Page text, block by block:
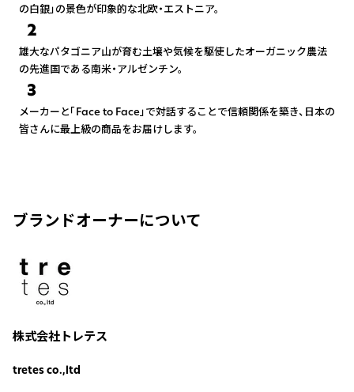
の白銀」の景色が印象的な北欧・エストニア。
2
雄大なパタゴニア山が育む土壌や気候を駆使したオーガニック農法
の先進国である南米・アルゼンチン。
3
メーカーと「Face to Face」で対話することで信頼関係を築き、日本の
皆さんに最上級の商品をお届けします。
ブランドオーナーについて
株式会社トレテス
tretes co.,ltd